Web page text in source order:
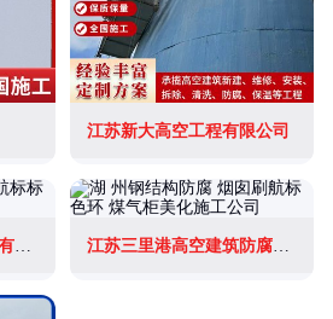
江苏新大高空工程有限公司
江苏悦华高空建筑防腐有限公司 江苏三里港高空建筑防腐有限公司